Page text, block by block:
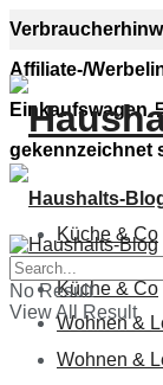
Affiliate-/
Einkaufswagen
gekennzeichnet
Küche & Co
Wohnen &
Küche & Co
Wohnen &
No Result
View All Result